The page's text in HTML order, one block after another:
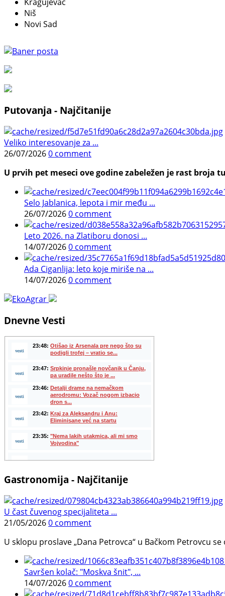
Niš
Novi Sad
Putovanja - Najčitanije
Veliko interesovanje za ...
26/07/20260 comment
U prvih pet meseci ove godine zabeležen je rast
Selo Jablanica, lepota i mir među ...
26/07/20260 comment
Leto 2026. na Zlatiboru donosi ...
14/07/20260 comment
Ada Ciganlija: leto koje miriše na ...
14/07/20260 comment
Dnevne Vesti
Gastronomija - Najčitanije
U čast čuvenog specijaliteta ...
21/05/20260 comment
U sklopu proslave „Dana Petrovca“ u Bačkom Petrovcu
Savršen kolač: "Moskva šnit", ...
14/07/20260 comment